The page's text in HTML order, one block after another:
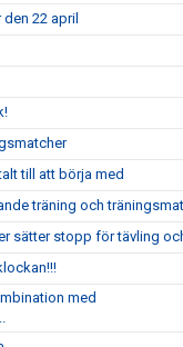
22 april
till att börja med
träning och
sätter stopp för tävling
med